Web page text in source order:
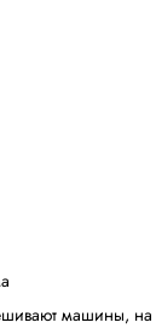
машины, на